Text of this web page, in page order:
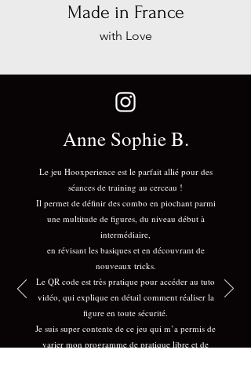
Made in France
with Love
Anne Sophie B.
Le jeu Hooxperience est le parfait allié pour des
séances de training au cerceau !
Il permet de définir des combo en piochant parmi
une multitude de figures, du niveau début à
intermédiaire,
en révisant les basiques et en découvrant de
nouveaux tricks.
Le QR code est très pratique pour accéder au tuto
vidéo, qui explique en détail comment réaliser la
figure en toute sécurité.
Je suis super contente de ce jeu qui m’a permis de
varier mon programme de pratique libre et de